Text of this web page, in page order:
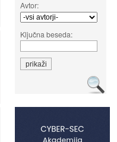
Avtor:
Ključna beseda: